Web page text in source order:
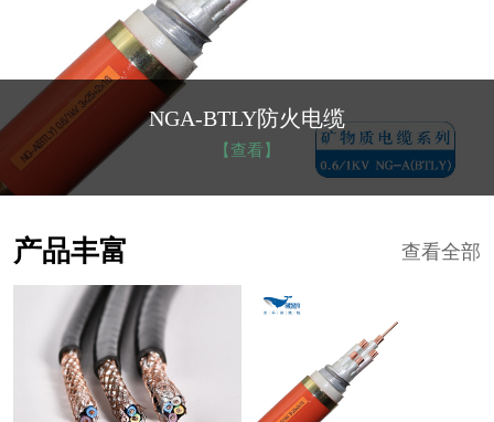
NGA-BTLY防火电缆
【查看】
查看全部
产品丰富